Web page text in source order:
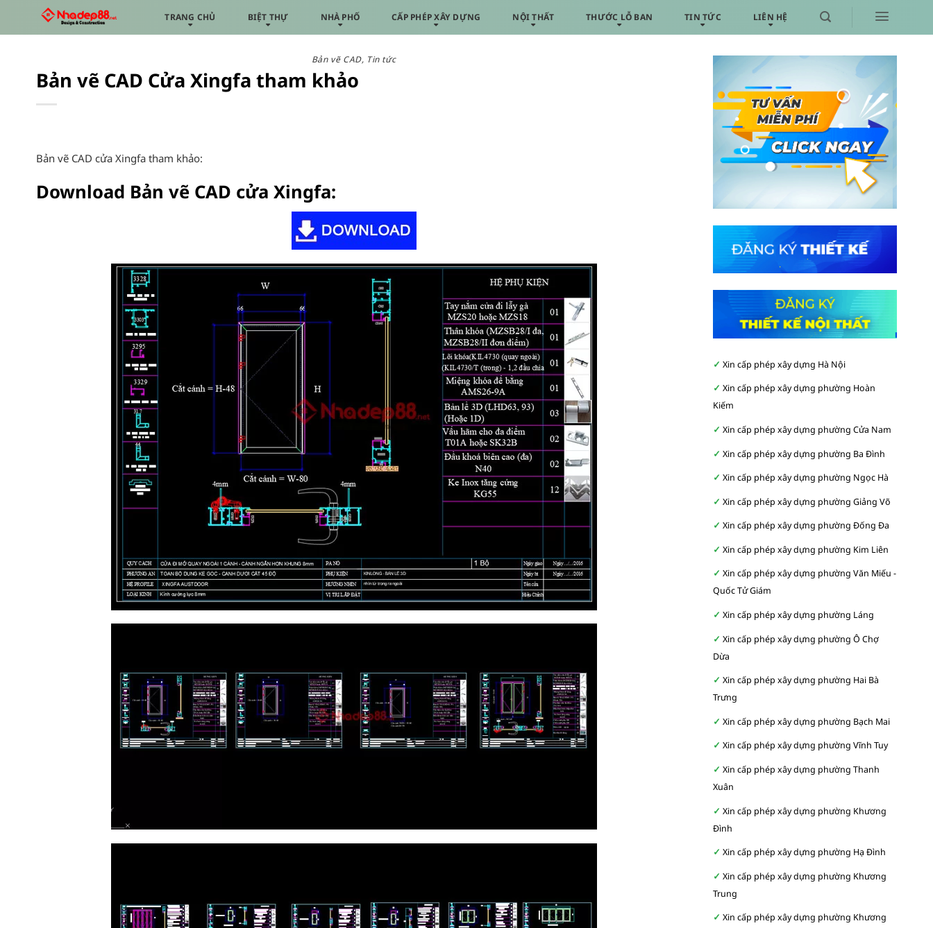
TRANG CHỦ BIỆT THỰ NHÀ PHỐ CẤP PHÉP XÂY DỰNG NỘI THẤT THƯỚC LỖ BAN TIN TỨC LIÊN HỆ
Bản vẽ CAD, Tin tức
Bản vẽ CAD Cửa Xingfa tham khảo
Bản vẽ CAD cửa Xingfa tham khảo:
Download Bản vẽ CAD cửa Xingfa:
Xin cấp phép xây dựng Hà Nội
Xin cấp phép xây dựng phường Hoàn
Kiếm
Xin cấp phép xây dựng phường Cửa Nam
Xin cấp phép xây dựng phường Ba Đình
Xin cấp phép xây dựng phường Ngọc Hà
Xin cấp phép xây dựng phường Giảng Võ
Xin cấp phép xây dựng phường Đống Đa
Xin cấp phép xây dựng phường Kim Liên
Xin cấp phép xây dựng phường Văn Miếu -
Quốc Tử Giám
Xin cấp phép xây dựng phường Láng
Xin cấp phép xây dựng phường Ô Chợ
Dừa
Xin cấp phép xây dựng phường Hai Bà
Trưng
Xin cấp phép xây dựng phường Bạch Mai
Xin cấp phép xây dựng phường Vĩnh Tuy
Xin cấp phép xây dựng phường Thanh
Xuân
Xin cấp phép xây dựng phường Khương
Đình
Xin cấp phép xây dựng phường Hạ Đình
Xin cấp phép xây dựng phường Khương
Trung
Xin cấp phép xây dựng phường Khương